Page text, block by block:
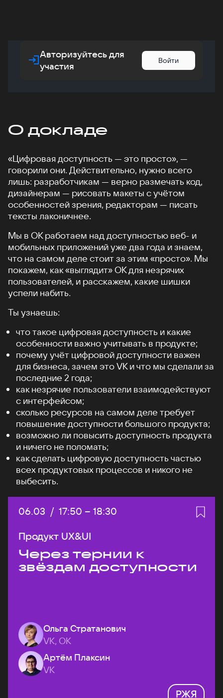
Авторизуйтесь для
участия
Войти
О докладе
«Цифровая доступность — это просто», —
говорили они. Действительно, нужно всего
лишь: разработчикам — верно размечать код,
дизайнерам — рисовать макеты с учётом
особенностей зрения, редакторам — писать
тексты лаконичнее.
Мы в ОК работаем над доступностью веб- и
мобильных приложений уже два года и знаем,
что на самом деле стоит за этим «просто». Мы
покажем, как «выглядит» ОК для незрячих
пользователей, и расскажем, какие шишки
успели набить.
Ты узнаешь:
что такое цифровая доступность и какие
особенности важно учитывать в продукте;
почему учёт цифровой доступности важен
для бизнеса, зачем это VK и что мы сделали за
последние 2 года;
как незрячие пользователи взаимодействуют
с интерфейсом;
сколько ресурсов на самом деле требует
повышение доступности большого продукта;
возможно ли повысить доступность продукта
и ничего не поломать;
как сделать цифровую доступность частью
всех продуктовых процессов и никого не
выбесить.
Дата:
06.03 / Начало:
17:50 – Конец:
18:30
Продукт UX&UI
Через тернии к
звёздам доступности
Ольга Стратанович
VK, ОК
Артём Плаксин
VK
РЖЯ